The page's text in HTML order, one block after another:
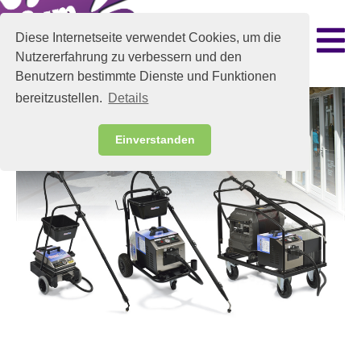
Diese Internetseite verwendet Cookies, um die
Nutzererfahrung zu verbessern und den
Benutzern bestimmte Dienste und Funktionen
bereitzustellen. Details
Einverstanden